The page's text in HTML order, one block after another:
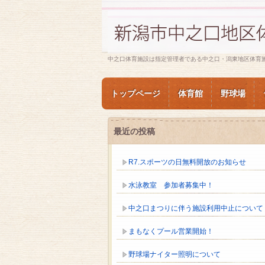
中之口体育施設は指定管理者である中之口・潟東地区体
トップページ 体育館 野球場
最近の投稿
R7.スポーツの日無料開放のお知らせ
水泳教室 参加者募集中！
中之口まつりに伴う施設利用中止について
まもなくプール営業開始！
野球場ナイター照明について